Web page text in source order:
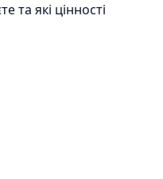
та які цінності